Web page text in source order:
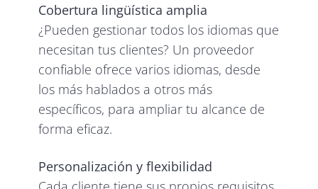
Cobertura lingüística amplia
¿Pueden gestionar todos los idiomas que
necesitan tus clientes? Un proveedor
confiable ofrece varios idiomas, desde
los más hablados a otros más
específicos, para ampliar tu alcance de
forma eficaz.
Personalización y flexibilidad